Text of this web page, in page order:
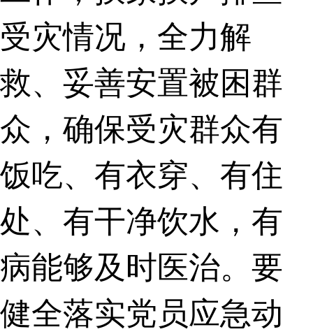
受灾情况，全力解
救、妥善安置被困群
众，确保受灾群众有
饭吃、有衣穿、有住
处、有干净饮水，有
病能够及时医治。要
健全落实党员应急动